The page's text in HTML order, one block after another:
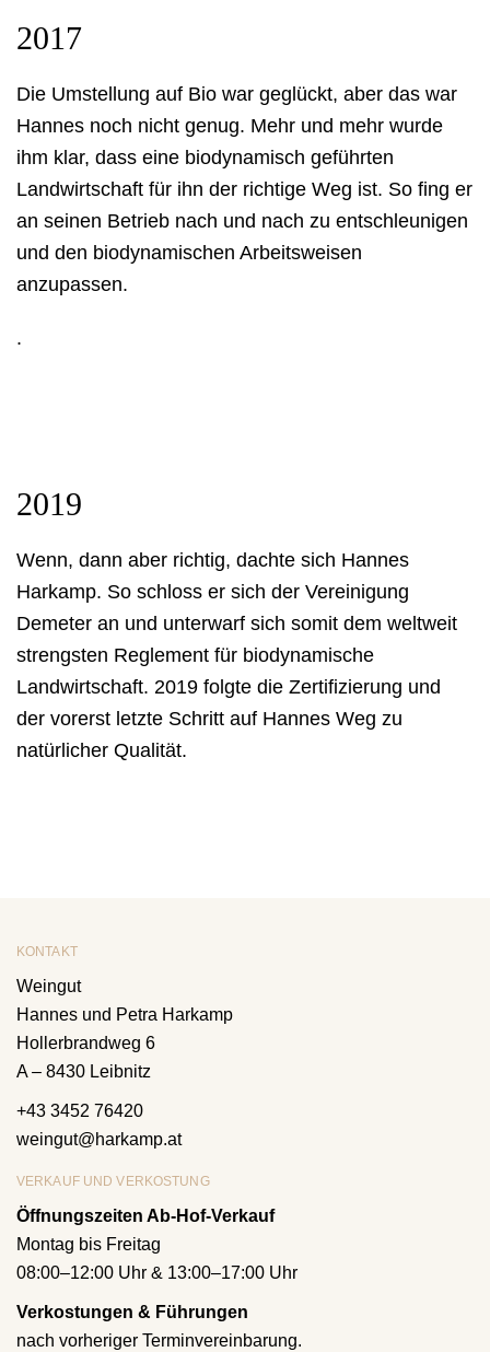
2017
Die Umstellung auf Bio war geglückt, aber das war
Hannes noch nicht genug. Mehr und mehr wurde
ihm klar, dass eine biodynamisch geführten
Landwirtschaft für ihn der richtige Weg ist. So fing er
an seinen Betrieb nach und nach zu entschleunigen
und den biodynamischen Arbeitsweisen
anzupassen.
.
2019
Wenn, dann aber richtig, dachte sich Hannes
Harkamp. So schloss er sich der Vereinigung
Demeter an und unterwarf sich somit dem weltweit
strengsten Reglement für biodynamische
Landwirtschaft. 2019 folgte die Zertifizierung und
der vorerst letzte Schritt auf Hannes Weg zu
natürlicher Qualität.
KONTAKT
Weingut
Hannes und Petra Harkamp
Hollerbrandweg 6
A – 8430 Leibnitz
+43 3452 76420
weingut@harkamp.at
VERKAUF UND VERKOSTUNG
Öffnungszeiten Ab-Hof-Verkauf
Montag bis Freitag
08:00–12:00 Uhr & 13:00–17:00 Uhr
Verkostungen & Führungen
nach vorheriger Terminvereinbarung.